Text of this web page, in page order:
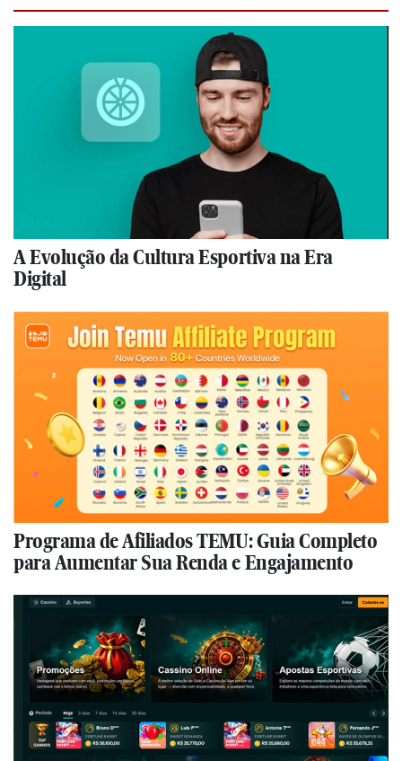
A Evolução da Cultura Esportiva na Era
Digital
Programa de Afiliados TEMU: Guia Completo
para Aumentar Sua Renda e Engajamento